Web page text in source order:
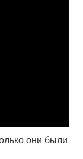
они были